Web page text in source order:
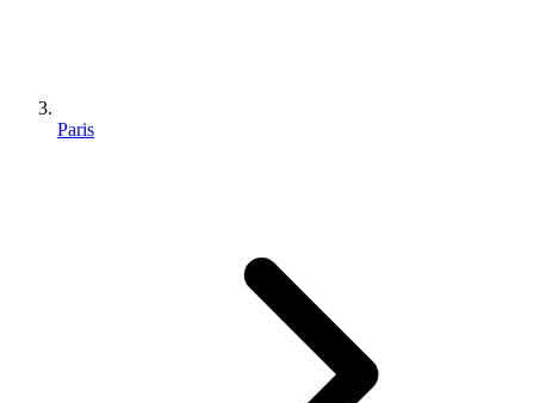
Paris